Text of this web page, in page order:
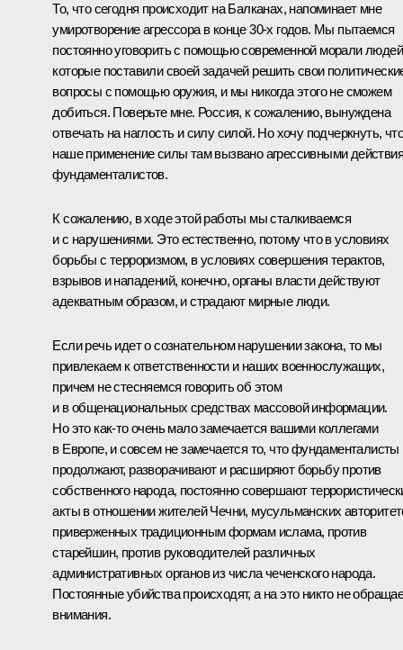
То, что сегодня происходит на Балканах, напоминает мне
умиротворение агрессора в конце 30-х годов. Мы пытаемся
постоянно уговорить с помощью современной морали
которые поставили своей задачей решить свои
вопросы с помощью оружия, и мы никогда этого не сможем
добиться. Поверьте мне. Россия, к сожалению, вынуждена
отвечать на наглость и силу силой. Но хочу подчеркнуть, что
наше применение силы там вызвано агрессивными
фундаменталистов.
К сожалению, в ходе этой работы мы сталкиваемся
и с нарушениями. Это естественно, потому что в условиях
борьбы с терроризмом, в условиях совершения терактов,
взрывов и нападений, конечно, органы власти действуют
адекватным образом, и страдают мирные люди.
Если речь идет о сознательном нарушении закона, то мы
привлекаем к ответственности и наших военнослужащих,
причем не стесняемся говорить об этом
и в общенациональных средствах массовой информации.
Но это как‑то очень мало замечается вашими коллегами
в Европе, и совсем не замечается то, что фундаменталисты
продолжают, разворачивают и расширяют борьбу против
собственного народа, постоянно совершают
акты в отношении жителей Чечни, мусульманских
приверженных традиционным формам ислама, против
старейшин, против руководителей различных
административных органов из числа чеченского народа.
Постоянные убийства происходят, а на это никто не
внимания.